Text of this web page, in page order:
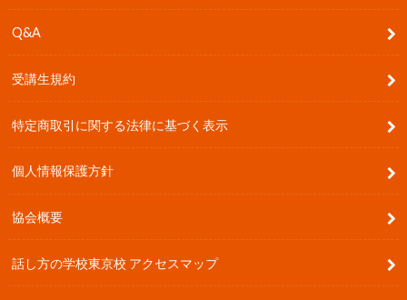
Q&A
受講生規約
特定商取引に関する法律に基づく表示
個人情報保護方針
協会概要
話し方の学校東京校 アクセスマップ